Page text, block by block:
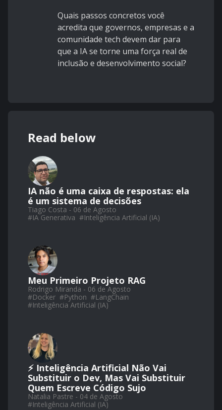
Quais passos concretos você
acredita que governos, empresas e a
comunidade tech devem dar para
que a IA se torne uma força real de
inclusão e desenvolvimento social?
Read below
IA não é uma caixa de respostas: ela
é um sistema de decisões
Tiago Costa - 06 de Agosto
#IA Generativa #Inteligência Artificial (IA)
Meu Primeiro Projeto RAG
Rodrigo Miranda - 06 de Agosto
#Docker #Python #LangChain
#Inteligência Artificial (IA)
⚡ Inteligência Artificial Não Vai
Substituir o Dev, Mas Vai Substituir
Quem Escreve Código Sujo
Natalia Pastre - 04 de Agosto
#Inteligência Artificial (IA)